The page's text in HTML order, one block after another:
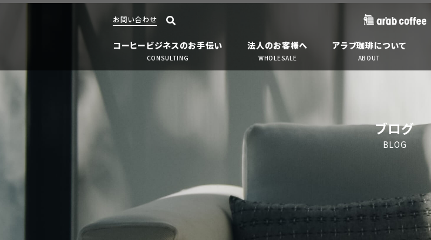
お問い合わせ
コーヒービジネスのお手伝い
CONSULTING
法人のお客様へ
WHOLESALE
アラブ珈琲について
ABOUT
ブログ
BLOG